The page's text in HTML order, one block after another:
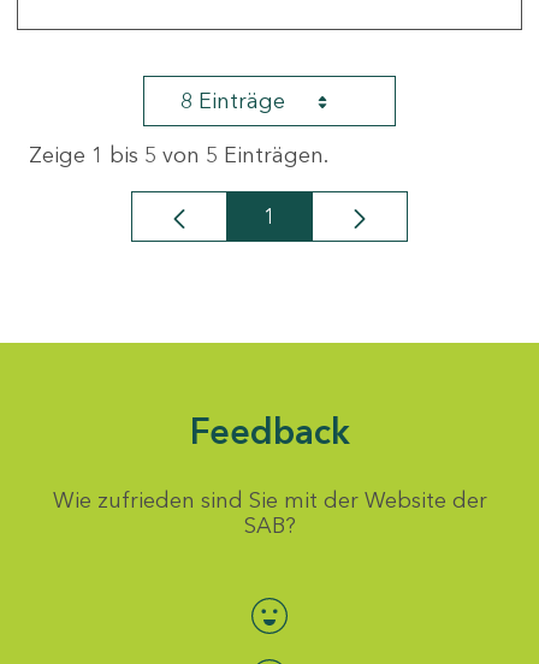
8 Einträge
Zeige 1 bis 5 von 5 Einträgen.
Seite
1
Feedback
Wie zufrieden sind Sie mit der Website der
SAB?
Bewertung auswählen